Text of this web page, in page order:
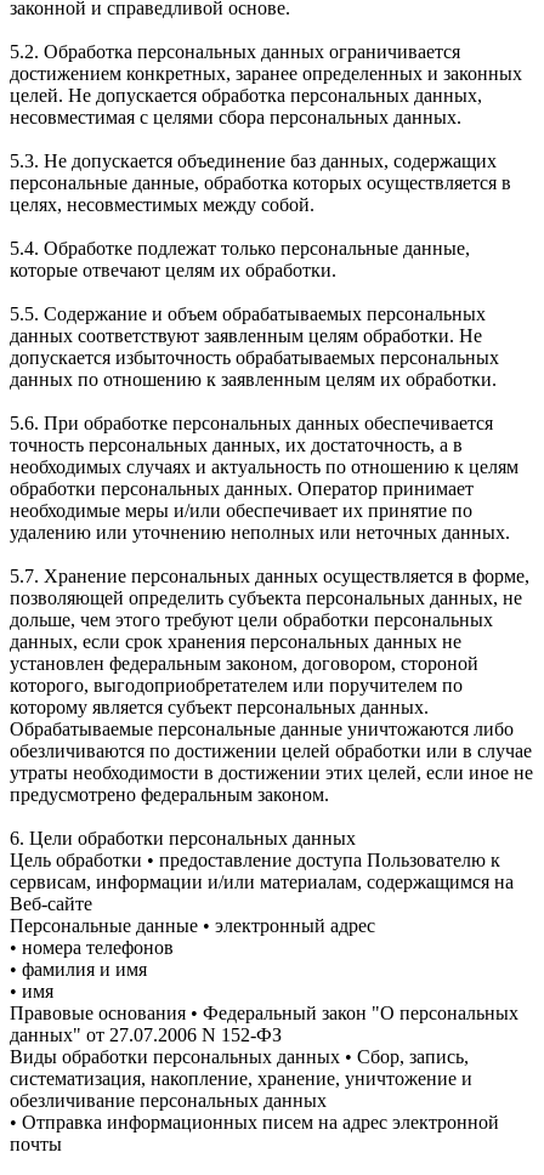
законной и справедливой основе.
5.2. Обработка персональных данных ограничивается
достижением конкретных, заранее определенных и законных
целей. Не допускается обработка персональных данных,
несовместимая с целями сбора персональных данных.
5.3. Не допускается объединение баз данных, содержащих
персональные данные, обработка которых осуществляется в
целях, несовместимых между собой.
5.4. Обработке подлежат только персональные данные,
которые отвечают целям их обработки.
5.5. Содержание и объем обрабатываемых персональных
данных соответствуют заявленным целям обработки. Не
допускается избыточность обрабатываемых персональных
данных по отношению к заявленным целям их обработки.
5.6. При обработке персональных данных обеспечивается
точность персональных данных, их достаточность, а в
необходимых случаях и актуальность по отношению к целям
обработки персональных данных. Оператор принимает
необходимые меры и/или обеспечивает их принятие по
удалению или уточнению неполных или неточных данных.
5.7. Хранение персональных данных осуществляется в форме,
позволяющей определить субъекта персональных данных, не
дольше, чем этого требуют цели обработки персональных
данных, если срок хранения персональных данных не
установлен федеральным законом, договором, стороной
которого, выгодоприобретателем или поручителем по
которому является субъект персональных данных.
Обрабатываемые персональные данные уничтожаются либо
обезличиваются по достижении целей обработки или в случае
утраты необходимости в достижении этих целей, если иное не
предусмотрено федеральным законом.
6. Цели обработки персональных данных
Цель обработки • предоставление доступа Пользователю к
сервисам, информации и/или материалам, содержащимся на
Веб-сайте
Персональные данные • электронный адрес
• номера телефонов
• фамилия и имя
• имя
Правовые основания • Федеральный закон "О персональных
данных" от 27.07.2006 N 152-ФЗ
Виды обработки персональных данных • Сбор, запись,
систематизация, накопление, хранение, уничтожение и
обезличивание персональных данных
• Отправка информационных писем на адрес электронной
почты